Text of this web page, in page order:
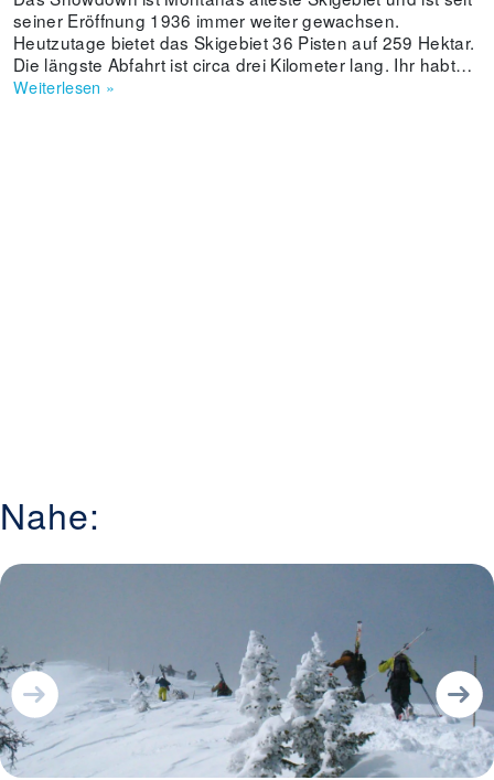
seiner Eröffnung 1936 immer weiter gewachsen.
Heutzutage bietet das Skigebiet 36 Pisten auf 259 Hektar.
Die längste Abfahrt ist circa drei Kilometer lang. Ihr habt
die Möglichkeit zum Tree Skiing, aber auch ein paar steile
Weiterlesen »
Nahe: